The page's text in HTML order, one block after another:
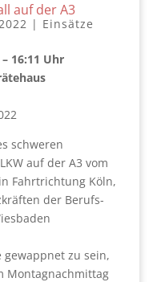
auf der A3
| Einsätze
16:11 Uhr
schweren
auf der A3 vom
Fahrtrichtung Köln,
der Berufs-
zu sein,
Montagnachmittag